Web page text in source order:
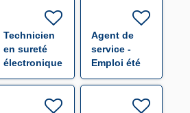
Technicien
en sureté
électronique
F/H
Agent de
service -
Emploi été
F/H